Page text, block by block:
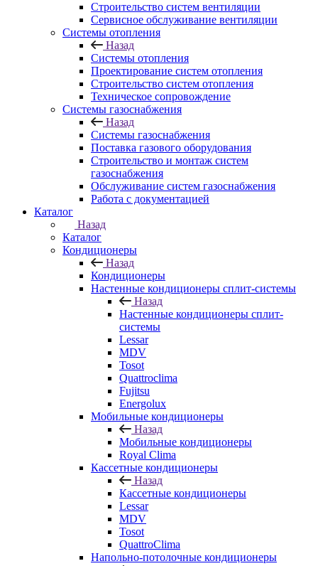
Строительство систем вентиляции
Сервисное обслуживание вентиляции
Системы отопления
Назад
Системы отопления
Проектирование систем отопления
Строительство систем отопления
Техническое сопровождение
Системы газоснабжения
Назад
Системы газоснабжения
Поставка газового оборудования
Строительство и монтаж систем
газоснабжения
Обслуживание систем газоснабжения
Работа с документацией
Каталог
Назад
Каталог
Кондиционеры
Назад
Кондиционеры
Настенные кондиционеры сплит-системы
Назад
Настенные кондиционеры сплит-
системы
Lessar
MDV
Tosot
Quattroclima
Fujitsu
Energolux
Мобильные кондиционеры
Назад
Мобильные кондиционеры
Royal Clima
Кассетные кондиционеры
Назад
Кассетные кондиционеры
Lessar
MDV
Tosot
QuattroClima
Напольно-потолочные кондиционеры